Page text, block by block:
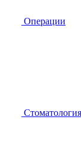
Операции
Стоматология